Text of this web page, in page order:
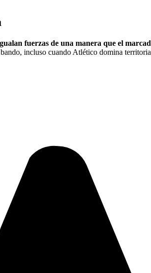
fuerzas de una manera que el
incluso cuando Atlético domina